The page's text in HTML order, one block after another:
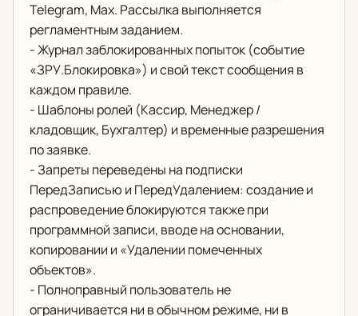
Telegram, Max. Рассылка выполняется
регламентным заданием.
- Журнал заблокированных попыток (событие
«ЗРУ.Блокировка») и свой текст сообщения в
каждом правиле.
- Шаблоны ролей (Кассир, Менеджер /
кладовщик, Бухгалтер) и временные разрешения
по заявке.
- Запреты переведены на подписки
ПередЗаписью и ПередУдалением: создание и
распроведение блокируются также при
программной записи, вводе на основании,
копировании и «Удалении помеченных
объектов».
- Полноправный пользователь не
ограничивается ни в обычном режиме, ни в